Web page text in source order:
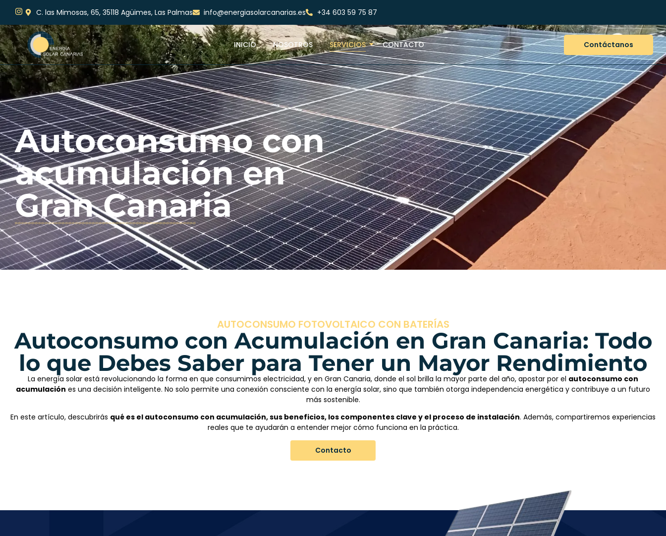
C. las Mimosas, 65, 35118 Agüimes, Las Palmas info@energiasolarcanarias.es +34 603 59 75 87
INICIO NOSOTROS SERVICIOS CONTACTO Contáctanos
Autoconsumo con
acumulación en
Gran Canaria
AUTOCONSUMO FOTOVOLTAICO CON BATERÍAS
Autoconsumo con Acumulación en Gran Canaria: Todo
lo que Debes Saber para Tener un Mayor Rendimiento
La energía solar está revolucionando la forma en que consumimos electricidad, y en Gran Canaria, donde el sol brilla la mayor parte del año, apostar por el autoconsumo con
acumulación es una decisión inteligente. No solo permite una conexión consciente con la energía solar, sino que también otorga independencia energética y contribuye a un futuro
más sostenible.
En este artículo, descubrirás qué es el autoconsumo con acumulación, sus beneficios, los componentes clave y el proceso de instalación. Además, compartiremos experiencias
reales que te ayudarán a entender mejor cómo funciona en la práctica.
Contacto